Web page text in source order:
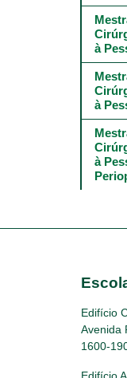
à
à
à
Edifício
Avenida
1600-